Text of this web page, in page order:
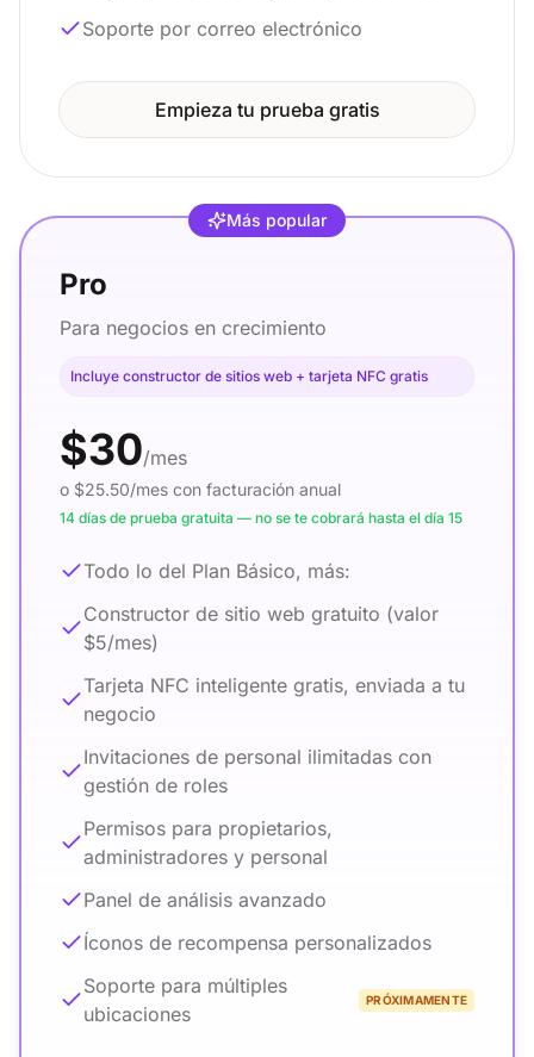
Soporte por correo electrónico
Empieza tu prueba gratis
Más popular
Pro
Para negocios en crecimiento
Incluye constructor de sitios web + tarjeta NFC gratis
$30/mes
o $25.50/mes con facturación anual
14 días de prueba gratuita — no se te cobrará hasta el día 15
Todo lo del Plan Básico, más:
Constructor de sitio web gratuito (valor
$5/mes)
Tarjeta NFC inteligente gratis, enviada a tu
negocio
Invitaciones de personal ilimitadas con
gestión de roles
Permisos para propietarios,
administradores y personal
Panel de análisis avanzado
Íconos de recompensa personalizados
Soporte para múltiples
ubicaciones
PRÓXIMAMENTE